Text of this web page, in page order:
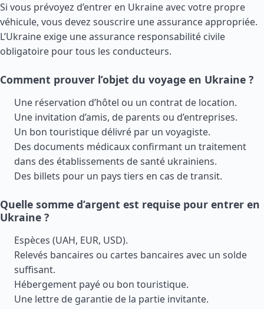
Si vous prévoyez d’entrer en Ukraine avec votre propre
véhicule, vous devez souscrire une assurance appropriée.
L’Ukraine exige une assurance responsabilité civile
obligatoire pour tous les conducteurs.
Comment prouver l’objet du voyage en Ukraine ?
Une réservation d’hôtel ou un contrat de location.
Une invitation d’amis, de parents ou d’entreprises.
Un bon touristique délivré par un voyagiste.
Des documents médicaux confirmant un traitement
dans des établissements de santé ukrainiens.
Des billets pour un pays tiers en cas de transit.
Quelle somme d’argent est requise pour entrer en
Ukraine ?
Espèces (UAH, EUR, USD).
Relevés bancaires ou cartes bancaires avec un solde
suffisant.
Hébergement payé ou bon touristique.
Une lettre de garantie de la partie invitante.